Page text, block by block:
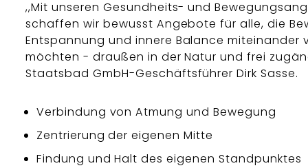
,,Mit unseren Gesundheits- und
schaffen wir bewusst Angebote für alle, die
Entspannung und innere Balance miteinander
möchten - draußen in der Natur und frei
Staatsbad GmbH-Geschäftsführer Dirk Sasse.
Verbindung von Atmung und Bewegung
Zentrierung der eigenen Mitte
Findung und Halt des eigenen Standpunktes